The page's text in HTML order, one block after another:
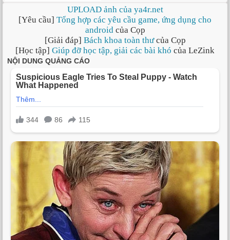
UPLOAD ảnh của ya4r.net
[Yêu cầu] Tổng hợp các yêu cầu game, ứng dụng cho
androidcủa Cọp
[Giải đáp] Bách khoa toàn thưcủa Cọp
[Học tập] Giúp đỡ học tập, giải các bài khó của LeZink